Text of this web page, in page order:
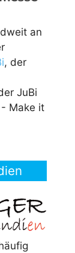
an
, der
JuBi
Make it